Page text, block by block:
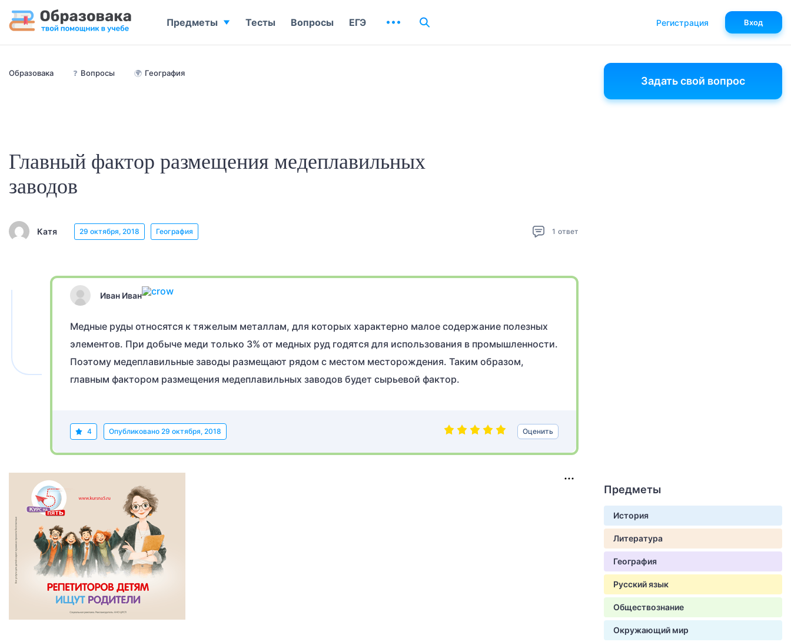
Образовака ❓ Вопросы 🌍 География
Главный фактор размещения медеплавильных
заводов
Катя 29 октября, 2018 География 1 ответ
Иван Иван
Медные руды относятся к тяжелым металлам, для которых характерно малое содержание полезных
элементов. При добыче меди только 3% от медных руд годятся для использования в промышленности.
Поэтому медеплавильные заводы размещают рядом с местом месторождения. Таким образом,
главным фактором размещения медеплавильных заводов будет сырьевой фактор.
4 Опубликовано 29 октября, 2018 Оценить
Задать свой вопрос
Предметы
История
Литература
География
Русский язык
Обществознание
Окружающий мир
Предметы Тесты Вопросы ЕГЭ Регистрация Вход